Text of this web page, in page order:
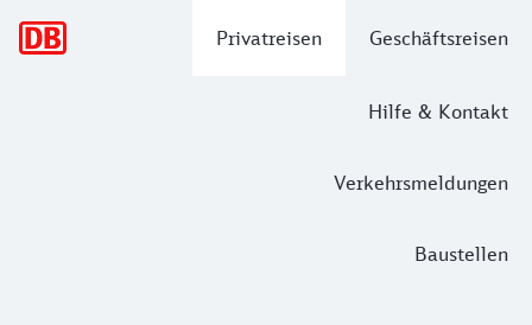
Privatreisen Geschäftsreisen
Hilfe & Kontakt
Verkehrsmeldungen
Baustellen